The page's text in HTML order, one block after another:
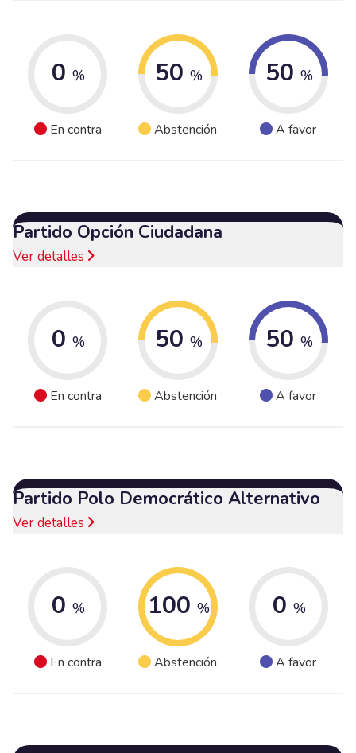
0 %
En contra
50 %
Abstención
50 %
A favor
Partido Opción Ciudadana
Ver detalles
0 %
En contra
50 %
Abstención
50 %
A favor
Partido Polo Democrático Alternativo
Ver detalles
0 %
En contra
100 %
Abstención
0 %
A favor